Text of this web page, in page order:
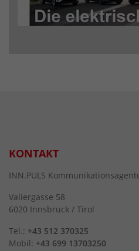
KONTAKT
INN.PULS
Valiergasse 58
6020 Innsbruck / Tirol
Tel.: +43 512 370325
Mobil: +43 699 13703250